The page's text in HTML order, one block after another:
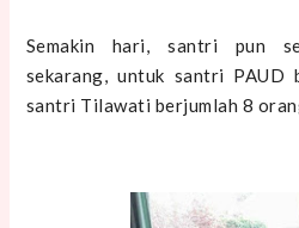
Semakin hari, santri pun
sekarang, untuk santri PAUD
santri Tilawati berjumlah 8